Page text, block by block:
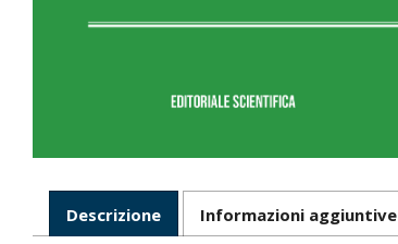
Descrizione Informazioni aggiuntive